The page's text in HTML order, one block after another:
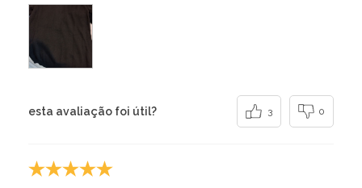
esta avaliação foi útil? 3 0